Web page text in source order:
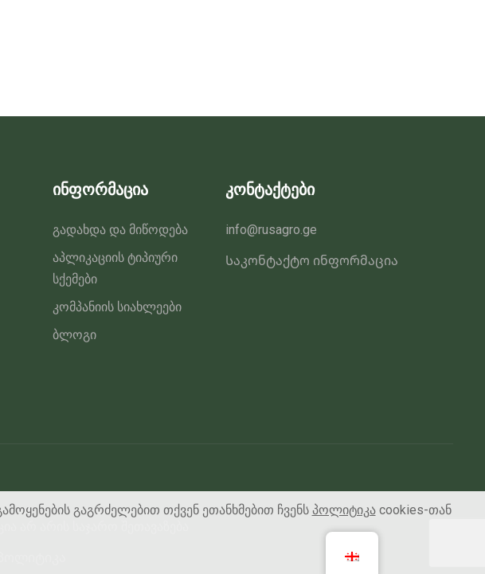
ინფორმაცია
გადახდა და მიწოდება
აპლიკაციის ტიპიური
სქემები
კომპანიის სიახლეები
ბლოგი
კონტაქტები
info@rusagro.ge
Საკონტაქტო ინფორმაცია
არ არის საჯარო შეთავაზება
გაგრძელებით თქვენ ეთანხმებით ჩვენს პოლიტიკაcookies-თან